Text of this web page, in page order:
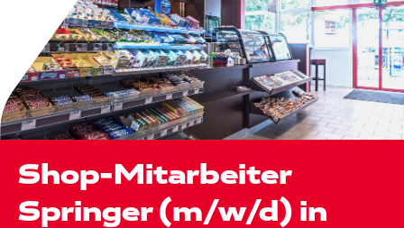
Shop-Mitarbeiter
Springer (m/w/d) in